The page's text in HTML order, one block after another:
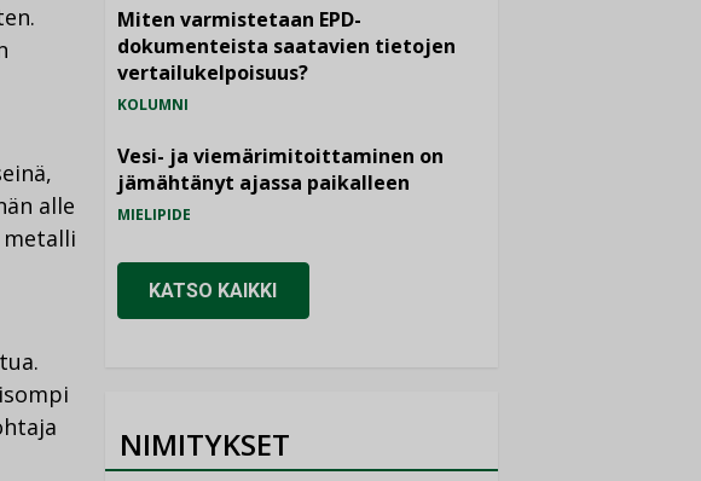
alle
metalli
Miten varmistetaan EPD-
dokumenteista saatavien tietojen
vertailukelpoisuus?
KOLUMNI
Vesi- ja viemärimitoittaminen on
jämähtänyt ajassa paikalleen
MIELIPIDE
KATSO KAIKKI
NIMITYKSET